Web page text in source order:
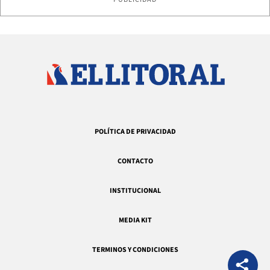
POLÍTICA DE PRIVACIDAD
CONTACTO
INSTITUCIONAL
MEDIA KIT
TERMINOS Y CONDICIONES